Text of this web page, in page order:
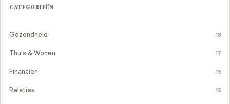
CATEGORIEËN
Gezondheid 18
Thuis & Wonen 17
Financiën 15
Relaties 15